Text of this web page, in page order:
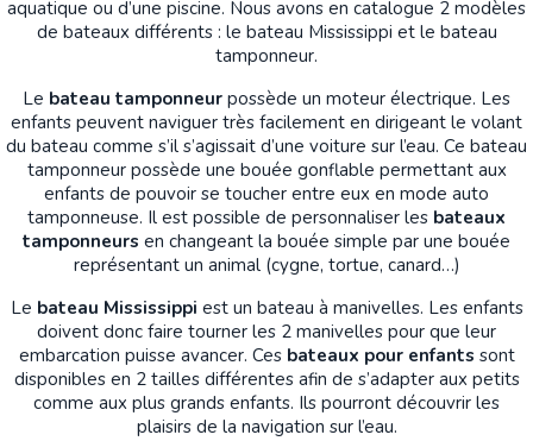
aquatique ou d’une piscine. Nous avons en catalogue 2 modèles
de bateaux différents : le bateau Mississippi et le bateau
tamponneur.
Le bateau tamponneur possède un moteur électrique. Les
enfants peuvent naviguer très facilement en dirigeant le volant
du bateau comme s’il s’agissait d’une voiture sur l’eau. Ce bateau
tamponneur possède une bouée gonflable permettant aux
enfants de pouvoir se toucher entre eux en mode auto
tamponneuse. Il est possible de personnaliser les bateaux
tamponneurs en changeant la bouée simple par une bouée
représentant un animal (cygne, tortue, canard…)
Le bateau Mississippi est un bateau à manivelles. Les enfants
doivent donc faire tourner les 2 manivelles pour que leur
embarcation puisse avancer. Ces bateaux pour enfants sont
disponibles en 2 tailles différentes afin de s’adapter aux petits
comme aux plus grands enfants. Ils pourront découvrir les
plaisirs de la navigation sur l’eau.